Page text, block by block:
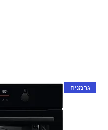
גרמניה